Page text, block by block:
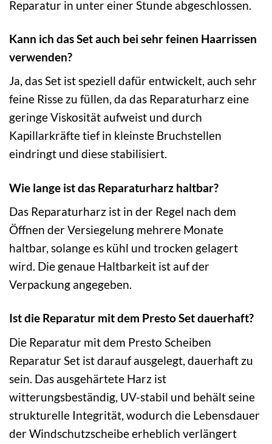
Reparatur in unter einer Stunde abgeschlossen.
Kann ich das Set auch bei sehr feinen Haarrissen
verwenden?
Ja, das Set ist speziell dafür entwickelt, auch sehr
feine Risse zu füllen, da das Reparaturharz eine
geringe Viskosität aufweist und durch
Kapillarkräfte tief in kleinste Bruchstellen
eindringt und diese stabilisiert.
Wie lange ist das Reparaturharz haltbar?
Das Reparaturharz ist in der Regel nach dem
Öffnen der Versiegelung mehrere Monate
haltbar, solange es kühl und trocken gelagert
wird. Die genaue Haltbarkeit ist auf der
Verpackung angegeben.
Ist die Reparatur mit dem Presto Set dauerhaft?
Die Reparatur mit dem Presto Scheiben
Reparatur Set ist darauf ausgelegt, dauerhaft zu
sein. Das ausgehärtete Harz ist
witterungsbeständig, UV-stabil und behält seine
strukturelle Integrität, wodurch die Lebensdauer
der Windschutzscheibe erheblich verlängert